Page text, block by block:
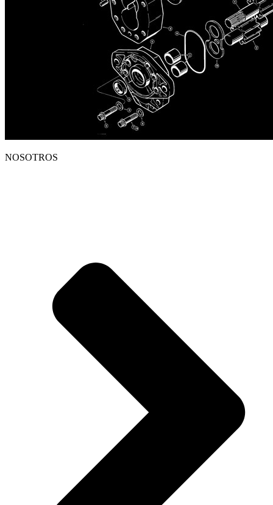
NOSOTROS